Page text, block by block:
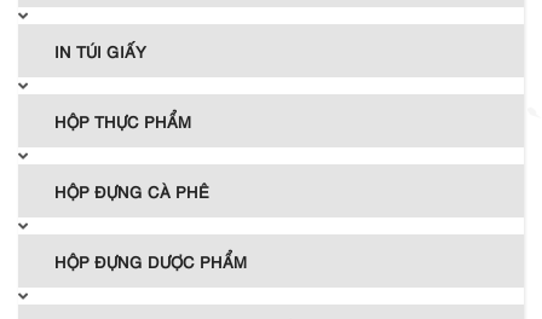
IN TÚI GIẤY
HỘP THỰC PHẨM
HỘP ĐỰNG CÀ PHÊ
HỘP ĐỰNG DƯỢC PHẨM